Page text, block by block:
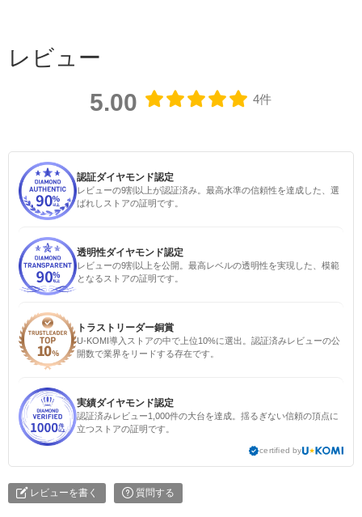
レビュー
5.00 4件
認証ダイヤモンド認定
レビューの9割以上が認証済み。最高水準の信頼性を達成した、選
ばれしストアの証明です。
透明性ダイヤモンド認定
レビューの9割以上を公開。最高レベルの透明性を実現した、模範
となるストアの証明です。
トラストリーダー銅賞
U-KOMI導入ストアの中で上位10%に選出。認証済みレビューの公
開数で業界をリードする存在です。
実績ダイヤモンド認定
認証済みレビュー1,000件の大台を達成。揺るぎない信頼の頂点に
立つストアの証明です。
certified by
レビューを書く 質問する